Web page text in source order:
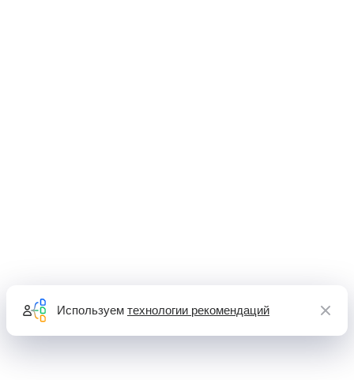
Используем технологии рекомендаций